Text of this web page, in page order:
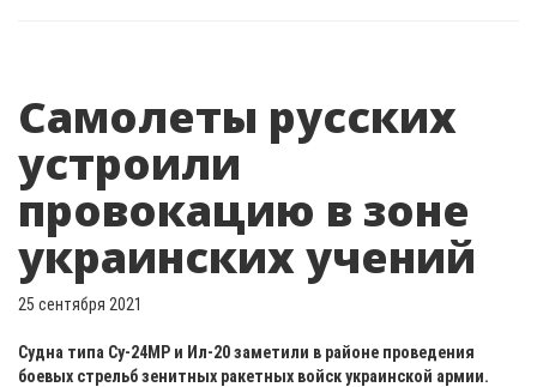
Самолеты русских
устроили
провокацию в зоне
украинских учений
25 сентября 2021
Судна типа Су-24МР и Ил-20 заметили в районе проведения
боевых стрельб зенитных ракетных войск украинской армии.